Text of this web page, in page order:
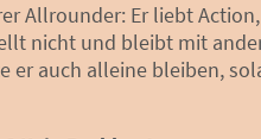
Allrounder: Er liebt
nicht und bleibt mit
er auch alleine bleiben,